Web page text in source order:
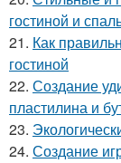
гостиной и
21. Как
гостиной
22. Создание
пластилина и
23.
24. Создание